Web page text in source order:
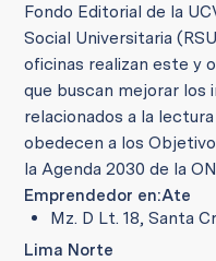
Fondo Editorial de la
Social Universitaria
oficinas realizan este y
que buscan mejorar los
relacionados a la
obedecen a los
la Agenda 2030 de la
Emprendedor en:Ate
Mz. D Lt. 18, Santa
Lima Norte